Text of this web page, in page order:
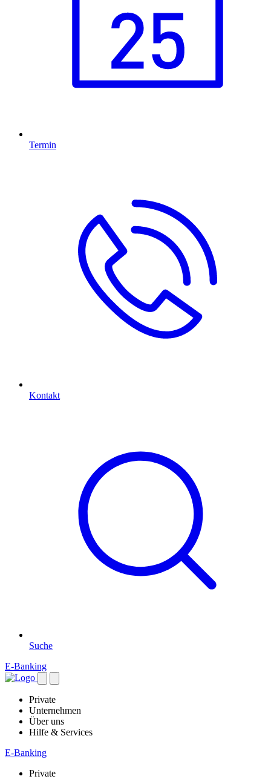
Termin
Kontakt
Suche
E-Banking
Private
Unternehmen
Über uns
Hilfe & Services
E-Banking
Private